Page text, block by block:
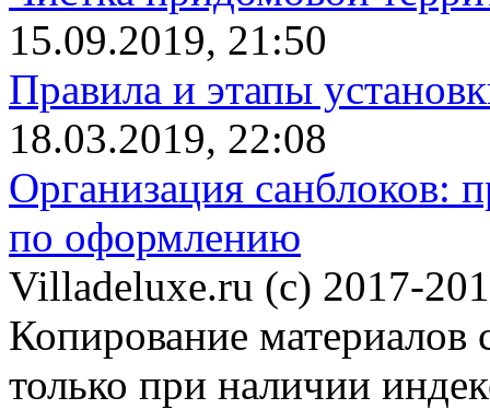
15.09.2019, 21:50
Правила и этапы
18.03.2019, 22:08
Организация санблоков:
по оформлению
Villadeluxe.ru (c) 2017-
Копирование материалов
только при наличии